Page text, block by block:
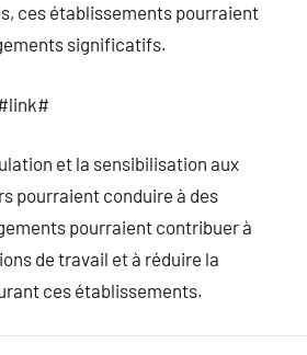
ces établissements pourraient
significatifs.
et la sensibilisation aux
pourraient conduire à des
pourraient contribuer à
de travail et à réduire la
ces établissements.